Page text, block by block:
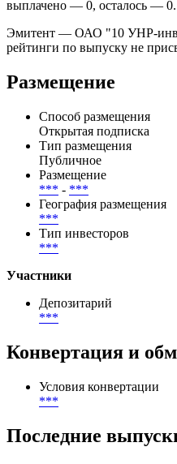
выплачено — 0, осталось — 0.
Эмитент — ОАО "10 УНР-
рейтинги по выпуску не
Размещение
Способ размещения
Открытая подписка
Тип размещения
Публичное
Размещение
*** - ***
География размещения
***
Тип инвесторов
***
Участники
Депозитарий
***
Конвертация и
Условия конвертации
***
Последние